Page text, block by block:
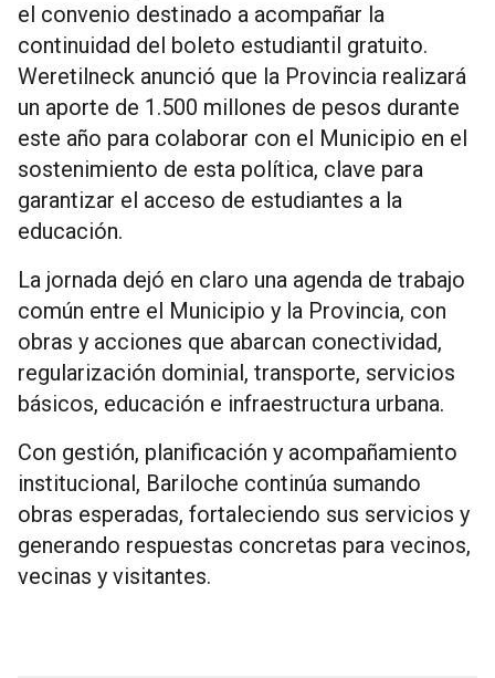
el convenio destinado a acompañar la
continuidad del boleto estudiantil gratuito.
Weretilneck anunció que la Provincia realizará
un aporte de 1.500 millones de pesos durante
este año para colaborar con el Municipio en el
sostenimiento de esta política, clave para
garantizar el acceso de estudiantes a la
educación.
La jornada dejó en claro una agenda de trabajo
común entre el Municipio y la Provincia, con
obras y acciones que abarcan conectividad,
regularización dominial, transporte, servicios
básicos, educación e infraestructura urbana.
Con gestión, planificación y acompañamiento
institucional, Bariloche continúa sumando
obras esperadas, fortaleciendo sus servicios y
generando respuestas concretas para vecinos,
vecinas y visitantes.